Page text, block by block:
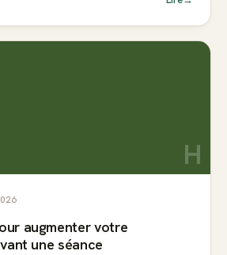
H
augmenter votre
une séance